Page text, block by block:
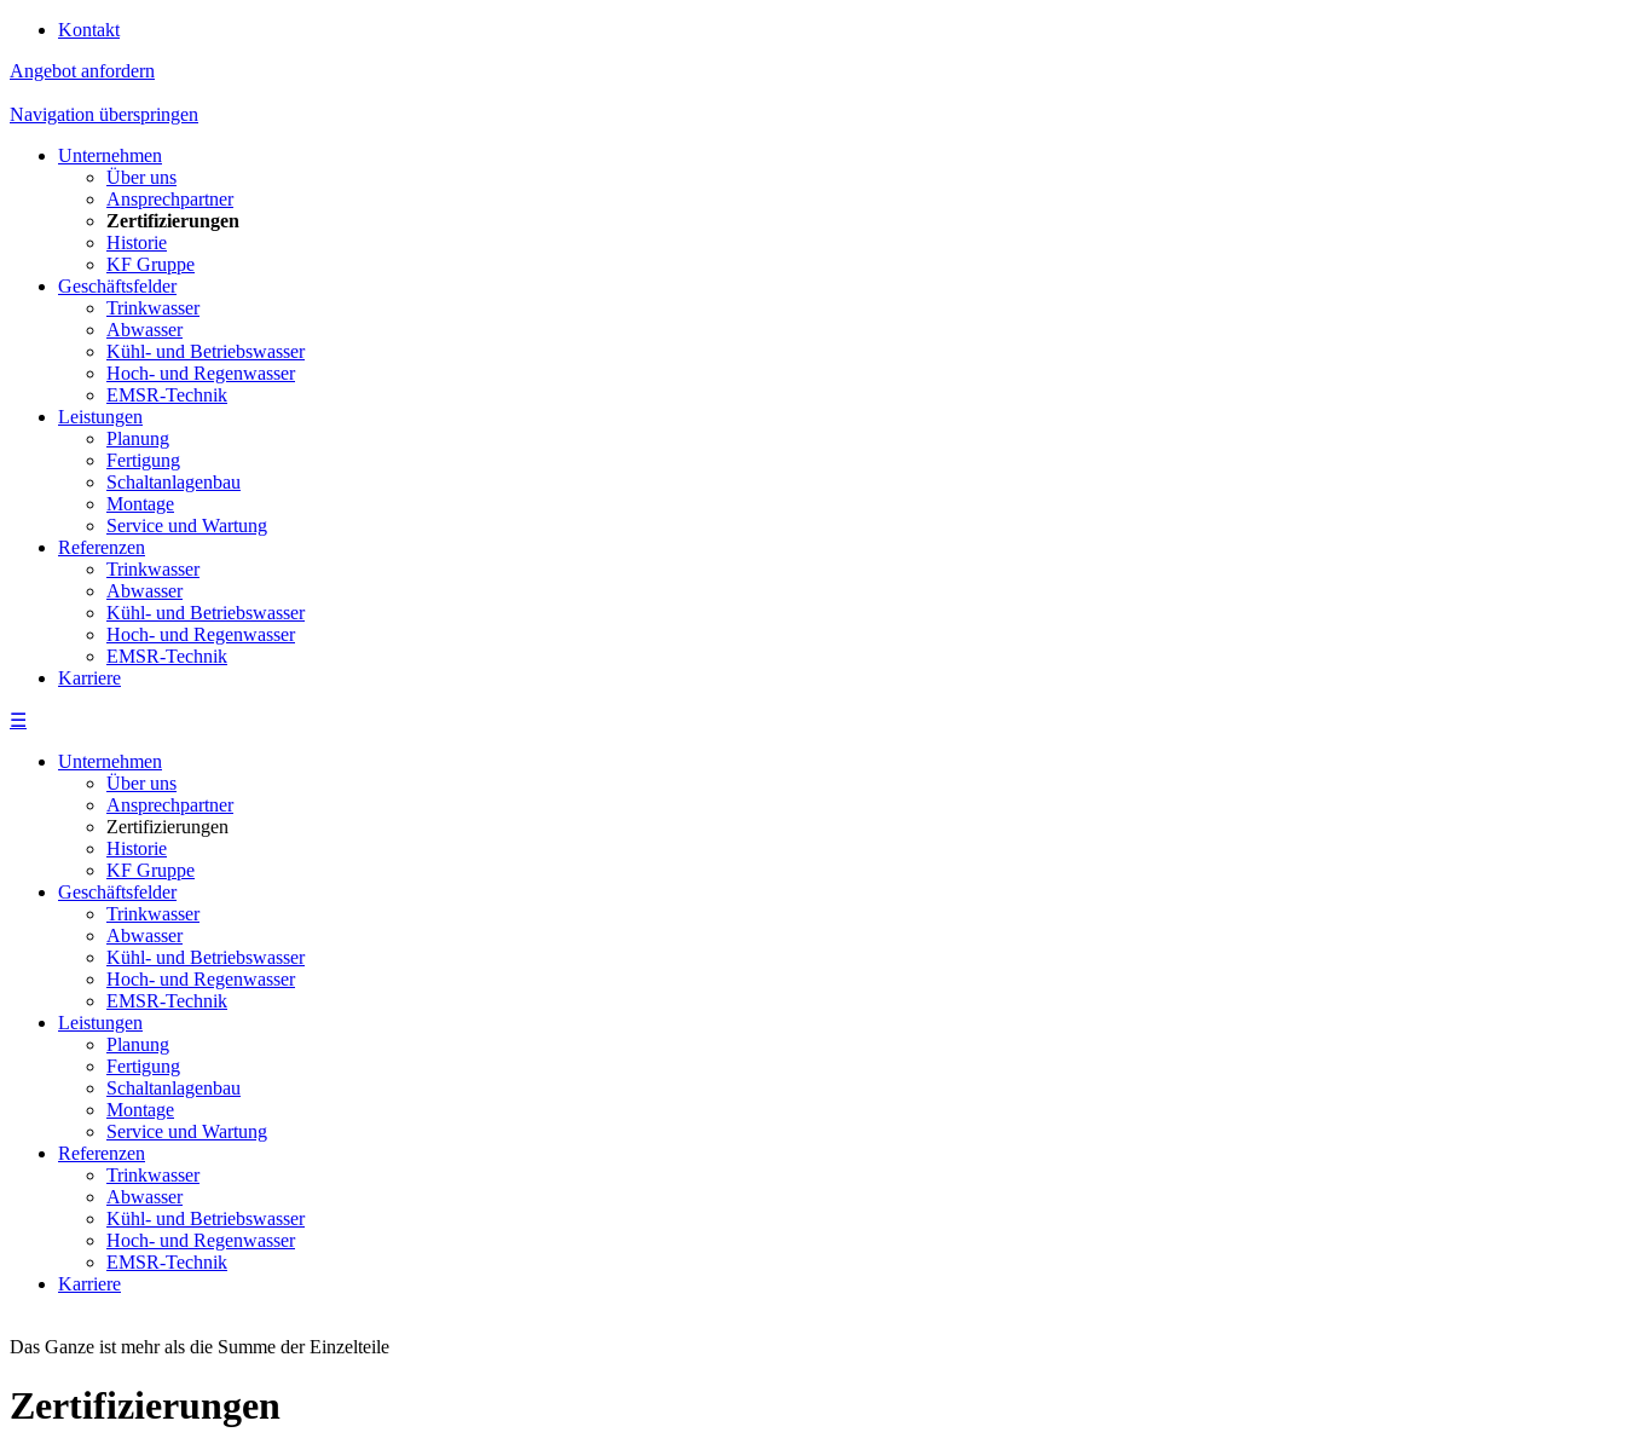
Kontakt
Angebot anfordern
Navigation überspringen
Unternehmen
Über uns
Ansprechpartner
Zertifizierungen
Historie
KF Gruppe
Geschäftsfelder
Trinkwasser
Abwasser
Kühl- und Betriebswasser
Hoch- und Regenwasser
EMSR-Technik
Leistungen
Planung
Fertigung
Schaltanlagenbau
Montage
Service und Wartung
Referenzen
Trinkwasser
Abwasser
Kühl- und Betriebswasser
Hoch- und Regenwasser
EMSR-Technik
Karriere
☰
Unternehmen
Über uns
Ansprechpartner
Zertifizierungen
Historie
KF Gruppe
Geschäftsfelder
Trinkwasser
Abwasser
Kühl- und Betriebswasser
Hoch- und Regenwasser
EMSR-Technik
Leistungen
Planung
Fertigung
Schaltanlagenbau
Montage
Service und Wartung
Referenzen
Trinkwasser
Abwasser
Kühl- und Betriebswasser
Hoch- und Regenwasser
EMSR-Technik
Karriere
Das Ganze ist mehr als die Summe der Einzelteile
Zertifizierungen